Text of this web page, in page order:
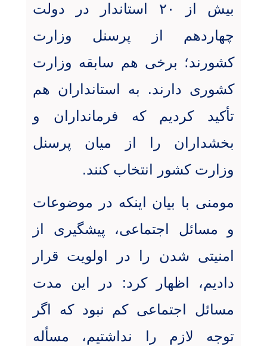
بیش از ۲۰ استاندار در دولت
چهاردهم از پرسنل وزارت
کشورند؛ برخی هم سابقه وزارت
کشوری دارند. به استانداران هم
تأکید کردیم که فرمانداران و
بخشداران را از میان پرسنل
وزارت کشور انتخاب کنند.
مومنی با بیان اینکه در موضوعات
و مسائل اجتماعی، پیشگیری از
امنیتی شدن را در اولویت قرار
دادیم، اظهار کرد: در این مدت
مسائل اجتماعی کم نبود که اگر
توجه لازم را نداشتیم، مسأله